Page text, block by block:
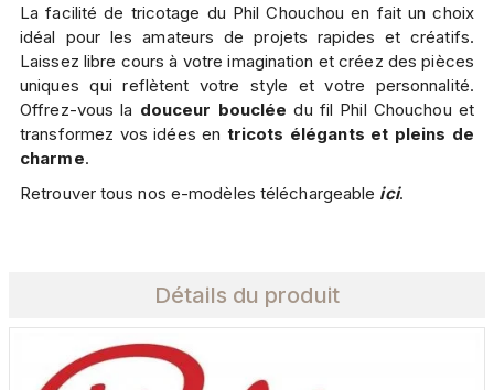
La facilité de tricotage du Phil Chouchou en fait un choix
idéal pour les amateurs de projets rapides et créatifs.
Laissez libre cours à votre imagination et créez des pièces
uniques qui reflètent votre style et votre personnalité.
Offrez-vous la douceur bouclée du fil Phil Chouchou et
transformez vos idées en tricots élégants et pleins de
charme.
Retrouver tous nos e-modèles téléchargeable ici.
Détails du produit